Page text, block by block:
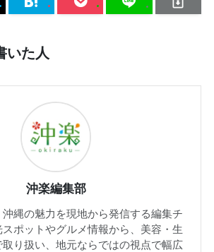
いた人
沖楽編集部
縄の魅力を現地から発信する編集チ
ポットやグルメ情報から、美容・生
り扱い、地元ならではの視点で幅広